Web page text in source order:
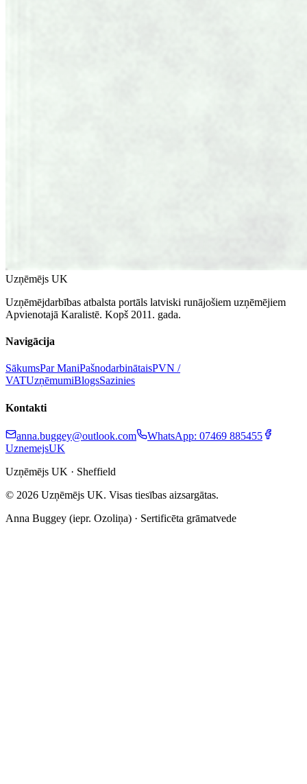
Uzņēmējs UK
Uzņēmējdarbības atbalsta portāls latviski runājošiem uzņēmējiem
Apvienotajā Karalistē. Kopš 2011. gada.
Navigācija
SākumsPar ManiPašnodarbinātaisPVN /
VATUzņēmumiBlogsSazinies
Kontakti
anna.buggey@outlook.com
WhatsApp: 07469 885455
UznemejsUK
Uzņēmējs UK · Sheffield
© 2026 Uzņēmējs UK. Visas tiesības aizsargātas.
Anna Buggey (iepr. Ozoliņa) · Sertificēta grāmatvede